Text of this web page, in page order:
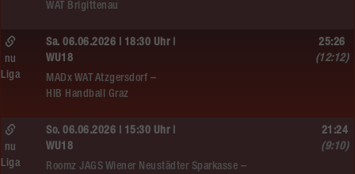
WAT Brigittenau
Sa. 06.06.2026 | 18:30 Uhr |
WU18
MADx WAT Atzgersdorf –
HIB Handball Graz
nu
Liga
25:26
(12:12)
So. 06.06.2026 | 15:30 Uhr |
WU18
Roomz JAGS Wiener Neustädter Sparkasse –
nu
Liga
21:24
(9:10)